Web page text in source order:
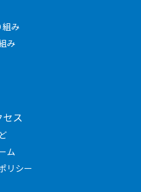
組み
み
セス
ム
リシー